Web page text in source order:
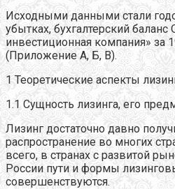
Исходными данными стали
убытках, бухгалтерский
инвестиционная компания» за
(Приложение А, Б, В).
1 Теоретические аспекты
1.1 Сущность лизинга, его
Лизинг достаточно давно
распространение во многих
всего, в странах с развитой
России пути и формы
совершенствуются.